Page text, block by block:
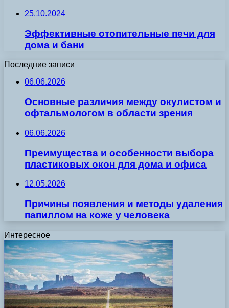
25.10.2024
Эффективные отопительные печи для
дома и бани
Последние записи
06.06.2026
Основные различия между окулистом и
офтальмологом в области зрения
06.06.2026
Преимущества и особенности выбора
пластиковых окон для дома и офиса
12.05.2026
Причины появления и методы удаления
папиллом на коже у человека
Интересное